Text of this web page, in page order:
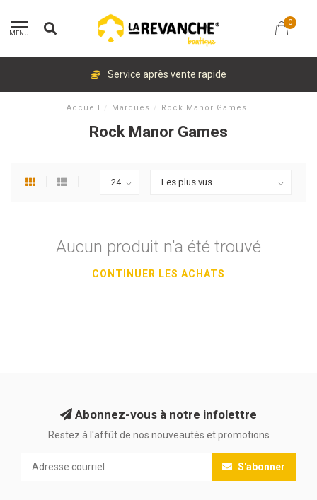
MENU
0
Service après vente rapide
Accueil / Marques / Rock Manor Games
Rock Manor Games
Aucun produit n'a été trouvé
CONTINUER LES ACHATS
Abonnez-vous à notre infolettre
Restez à l'affût de nos nouveautés et promotions
S'abonner